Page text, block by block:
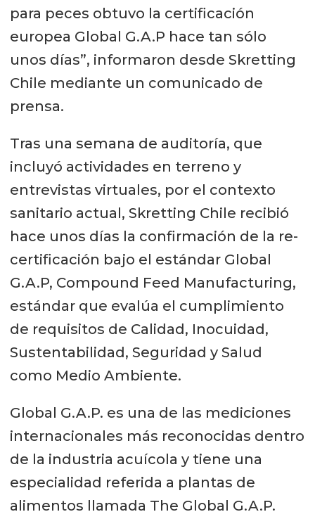
para peces obtuvo la certificación
europea Global G.A.P hace tan sólo
unos días”, informaron desde Skretting
Chile mediante un comunicado de
prensa.
Tras una semana de auditoría, que
incluyó actividades en terreno y
entrevistas virtuales, por el contexto
sanitario actual, Skretting Chile recibió
hace unos días la confirmación de la re-
certificación bajo el estándar Global
G.A.P, Compound Feed Manufacturing,
estándar que evalúa el cumplimiento
de requisitos de Calidad, Inocuidad,
Sustentabilidad, Seguridad y Salud
como Medio Ambiente.
Global G.A.P. es una de las mediciones
internacionales más reconocidas dentro
de la industria acuícola y tiene una
especialidad referida a plantas de
alimentos llamada The Global G.A.P.